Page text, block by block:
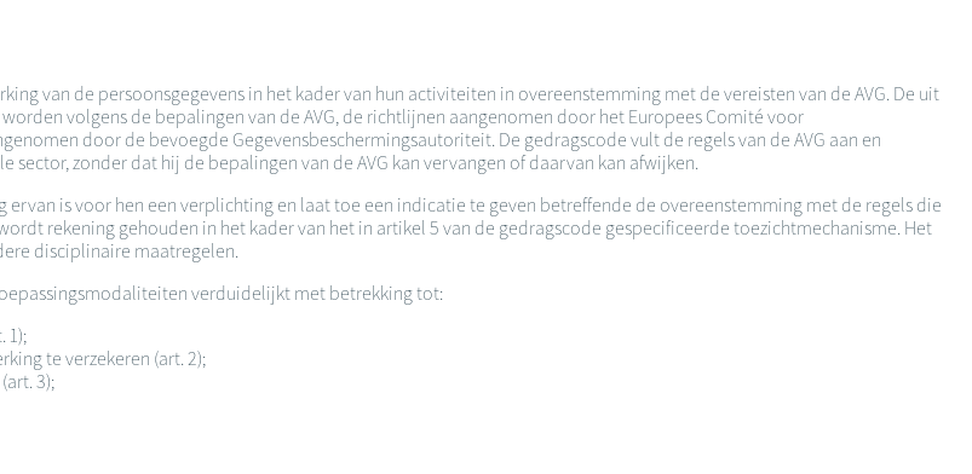
van de persoonsgegevens in het kader van hun activiteiten in overeenstemming met de vereisten van de AVG. De uit
volgens de bepalingen van de AVG, de richtlijnen aangenomen door het Europees Comité voor
door de bevoegde Gegevensbeschermingsautoriteit. De gedragscode vult de regels van de AVG aan en
zonder dat hij de bepalingen van de AVG kan vervangen of daarvan kan afwijken.
is voor hen een verplichting en laat toe een indicatie te geven betreffende de overeenstemming met de regels die
rekening gehouden in het kader van het in artikel 5 van de gedragscode gespecificeerde toezichtmechanisme. Het
disciplinaire maatregelen.
verduidelijkt met betrekking tot:
1);
te verzekeren (art. 2);
3);